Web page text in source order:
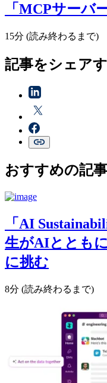
「MCPサーバ
15分 (読み終わるまで)
記事をシェア
おすすめの記事
「AI
生がAIととも
に挑む
8分 (読み終わるまで)